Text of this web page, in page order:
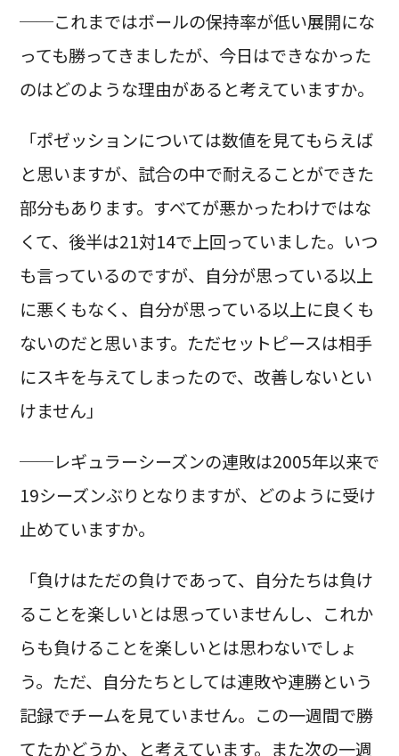
──これまではボールの保持率が低い展開にな
っても勝ってきましたが、今日はできなかった
のはどのような理由があると考えていますか。
「ポゼッションについては数値を見てもらえば
と思いますが、試合の中で耐えることができた
部分もあります。すべてが悪かったわけではな
くて、後半は21対14で上回っていました。いつ
も言っているのですが、自分が思っている以上
に悪くもなく、自分が思っている以上に良くも
ないのだと思います。ただセットピースは相手
にスキを与えてしまったので、改善しないとい
けません」
──レギュラーシーズンの連敗は2005年以来で
19シーズンぶりとなりますが、どのように受け
止めていますか。
「負けはただの負けであって、自分たちは負け
ることを楽しいとは思っていませんし、これか
らも負けることを楽しいとは思わないでしょ
う。ただ、自分たちとしては連敗や連勝という
記録でチームを見ていません。この一週間で勝
てたかどうか、と考えています。また次の一週